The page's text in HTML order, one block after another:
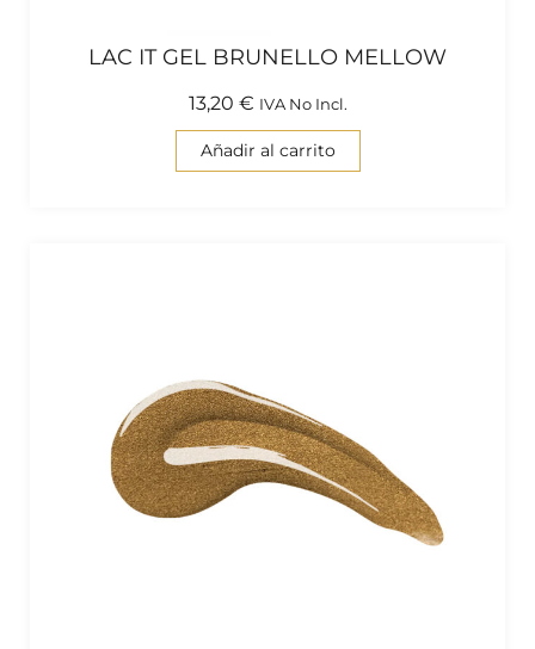
LAC IT GEL BRUNELLO MELLOW
13,20 € IVA No Incl.
Añadir al carrito